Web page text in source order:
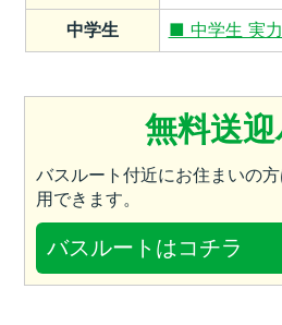
中学生
■ 中学生 実
無料送
バスルート付近にお住まいの
用できます。
バスルートはコチラ